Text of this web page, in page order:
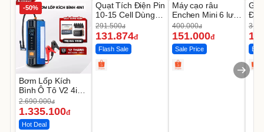
-50%
Bơm Lốp Kích
Bình Ô Tô V2 4in1
MEDICAR –
12.000mAh
2.690.000đ
1.335.100đ
Hot Deal
-54%
Quạt Tích Điện Pin
10-15 Cell Dùng
Liên Tục 4-8H
291.500đ
131.874đ
Flash Sale
-62%
Máy cạo râu
Enchen Mini 6 lưỡi
dao kép mỏng
400.000đ
151.000đ
Sale Price
Đùi